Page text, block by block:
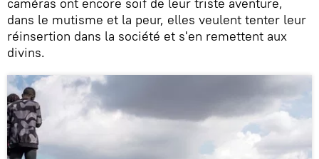
dans le mutisme et la peur, elles veulent tenter leur
réinsertion dans la société et s'en remettent aux
divins.